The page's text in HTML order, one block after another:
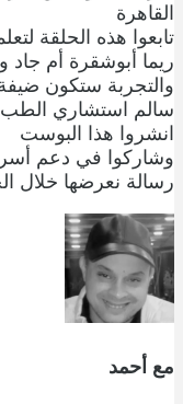
القاهرة
تابعوا هذه الحلقة
ريما أبوشقرة أم جاد
والتجربة ستكون
سالم استشاري
انشروا هذا البوست
وشاركوا في دعم أسر
رسالة نعرضها خلال
مع أحمد